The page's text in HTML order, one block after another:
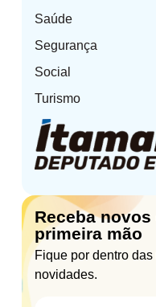
Saúde
Segurança
Social
Turismo
Receba
primeira mão
Fique por dentro
novidades.